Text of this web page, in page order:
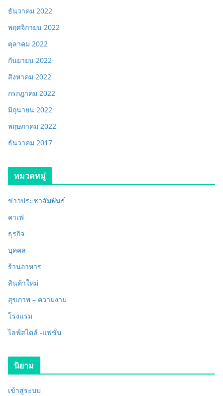
ธันวาคม 2022
พฤศจิกายน 2022
ตุลาคม 2022
กันยายน 2022
สิงหาคม 2022
กรกฎาคม 2022
มิถุนายน 2022
พฤษภาคม 2022
ธันวาคม 2017
หมวดหมู่
ข่าวประชาสัมพันธ์
คาเฟ่
ธุรกิจ
บุคคล
ร้านอาหาร
สินค้าใหม่
สุขภาพ – ความงาม
โรงแรม
ไลฟ์สไตล์ -แฟชั่น
นิยาม
เข้าสู่ระบบ